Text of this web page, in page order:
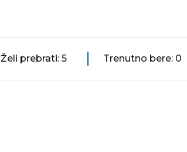
Želi prebrati: 5 Trenutno bere: 0